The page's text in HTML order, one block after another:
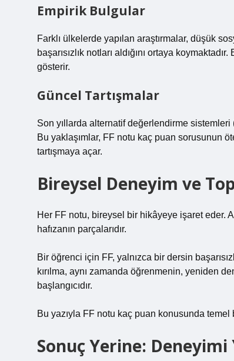
Empirik Bulgular
Farklı ülkelerde yapılan araştırmalar, düşük
başarısızlık notları aldığını ortaya
gösterir.
Güncel Tartışmalar
Son yıllarda alternatif değerlendirme
Bu yaklaşımlar, FF notu kaç puan sorusunun
tartışmaya açar.
Bireysel Deneyim ve
Her FF notu, bireysel bir hikâyeye işaret eder.
hafızanın parçalarıdır.
Bir öğrenci için FF, yalnızca bir dersin
kırılma, aynı zamanda öğrenmenin, yeniden
başlangıcıdır.
Bu yazıyla FF notu kaç puan konusunda temel
Sonuç Yerine: